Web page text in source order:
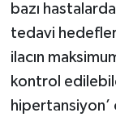
bazı
tedavi
ilacın
kontrol
hipertansiyon’